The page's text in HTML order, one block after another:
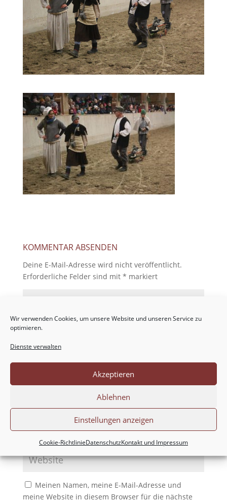
Wir verwenden Cookies, um unsere Website und unseren Service zu
optimieren.
Dienste verwalten
Akzeptieren
Ablehnen
Einstellungen anzeigen
Cookie-RichtlinieDatenschutzKontakt und Impressum
KOMMENTAR ABSENDEN
Deine E-Mail-Adresse wird nicht veröffentlicht.
Erforderliche Felder sind mit * markiert
Meinen Namen, meine E-Mail-Adresse und
meine Website in diesem Browser für die nächste